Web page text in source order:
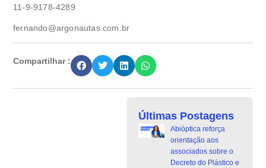
11-9-9178-4289
fernando@argonautas.com.br
Compartilhar :
Últimas Postagens
Abióptica reforça
orientação aos
associados sobre o
Decreto do Plástico e